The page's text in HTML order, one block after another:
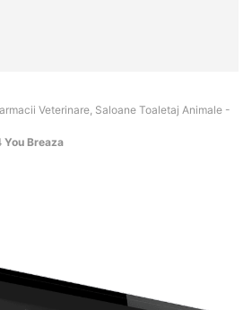
Veterinare, Saloane Toaletaj Animale -
You Breaza